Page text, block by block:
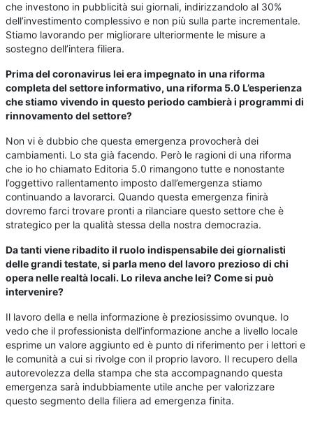
che investono in pubblicità sui giornali, indirizzandolo al 30%
dell’investimento complessivo e non più sulla parte incrementale.
Stiamo lavorando per migliorare ulteriormente le misure a
sostegno dell’intera filiera.
Prima del coronavirus lei era impegnato in una riforma
completa del settore informativo, una riforma 5.0 L’esperienza
che stiamo vivendo in questo periodo cambierà i programmi di
rinnovamento del settore?
Non vi è dubbio che questa emergenza provocherà dei
cambiamenti. Lo sta già facendo. Però le ragioni di una riforma
che io ho chiamato Editoria 5.0 rimangono tutte e nonostante
l’oggettivo rallentamento imposto dall’emergenza stiamo
continuando a lavorarci. Quando questa emergenza finirà
dovremo farci trovare pronti a rilanciare questo settore che è
strategico per la qualità stessa della nostra democrazia.
Da tanti viene ribadito il ruolo indispensabile dei giornalisti
delle grandi testate, si parla meno del lavoro prezioso di chi
opera nelle realtà locali. Lo rileva anche lei? Come si può
intervenire?
Il lavoro della e nella informazione è preziosissimo ovunque. Io
vedo che il professionista dell’informazione anche a livello locale
esprime un valore aggiunto ed è punto di riferimento per i lettori e
le comunità a cui si rivolge con il proprio lavoro. Il recupero della
autorevolezza della stampa che sta accompagnando questa
emergenza sarà indubbiamente utile anche per valorizzare
questo segmento della filiera ad emergenza finita.